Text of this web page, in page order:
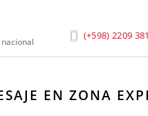
(+598) 2209
y Componentes de Pesaje »
EN ZONA